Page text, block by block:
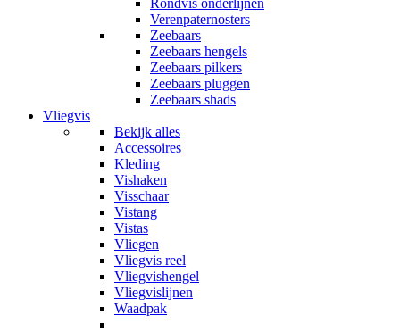
Rondvis onderlijnen
Verenpaternosters
Zeebaars
Zeebaars hengels
Zeebaars pilkers
Zeebaars pluggen
Zeebaars shads
Vliegvis
Bekijk alles
Accessoires
Kleding
Vishaken
Visschaar
Vistang
Vistas
Vliegen
Vliegvis reel
Vliegvishengel
Vliegvislijnen
Waadpak